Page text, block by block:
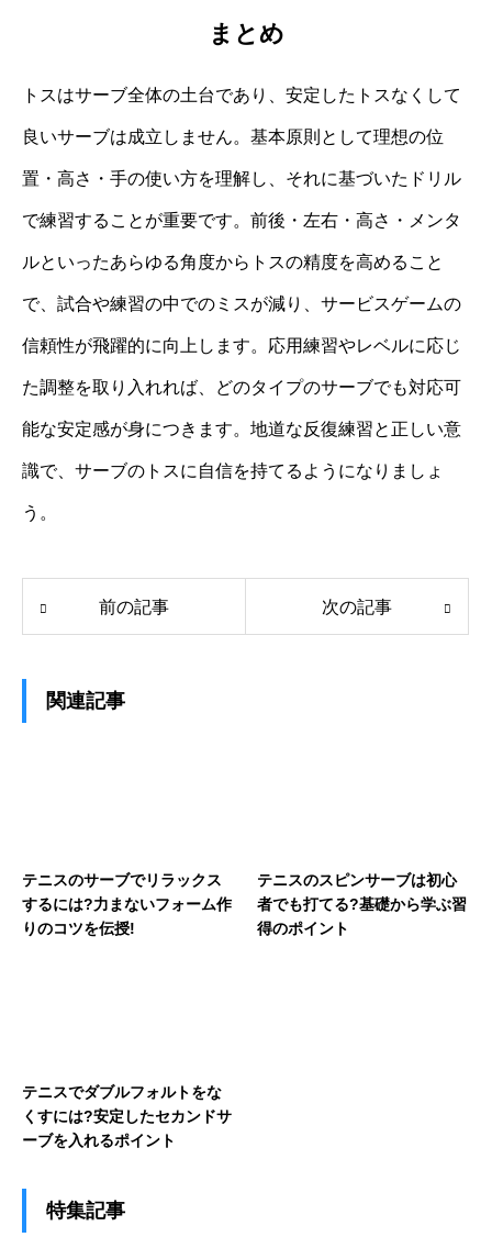
まとめ
トスはサーブ全体の土台であり、安定したトスなくして
良いサーブは成立しません。基本原則として理想の位
置・高さ・手の使い方を理解し、それに基づいたドリル
で練習することが重要です。前後・左右・高さ・メンタ
ルといったあらゆる角度からトスの精度を高めること
で、試合や練習の中でのミスが減り、サービスゲームの
信頼性が飛躍的に向上します。応用練習やレベルに応じ
た調整を取り入れれば、どのタイプのサーブでも対応可
能な安定感が身につきます。地道な反復練習と正しい意
識で、サーブのトスに自信を持てるようになりましょ
う。
前の記事 次の記事
関連記事
テニスのサーブでリラックス
するには?力まないフォーム作
りのコツを伝授!
テニスのスピンサーブは初心
者でも打てる?基礎から学ぶ習
得のポイント
テニスでダブルフォルトをな
くすには?安定したセカンドサ
ーブを入れるポイント
特集記事